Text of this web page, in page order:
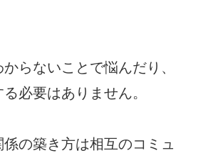
らないことで悩んだり、
必要はありません。
の築き方は相互のコミュ